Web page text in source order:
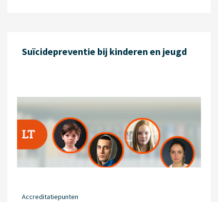
Suïcidepreventie bij kinderen en jeugd
Accreditatiepunten